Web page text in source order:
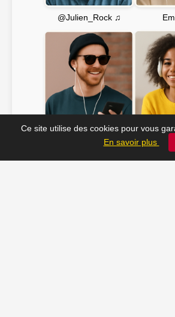
@Julien_Rock ♫
JC_13 ♫
Ce site utilise des cookies pour vous
En savoir plus